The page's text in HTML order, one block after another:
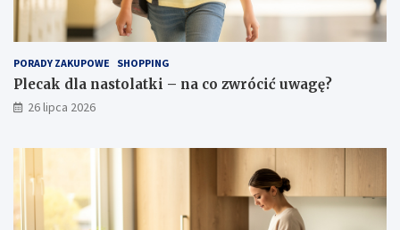
PORADY ZAKUPOWE SHOPPING
Plecak dla nastolatki – na co zwrócić uwagę?
26 lipca 2026